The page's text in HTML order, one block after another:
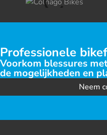
Professionele
Voorkom blessures
de mogelijkheden en
Neem